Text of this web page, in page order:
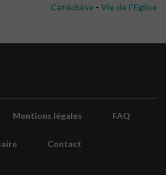
Catéchèse - Vie de l'Eglise
Mentions légales FAQ
Contact